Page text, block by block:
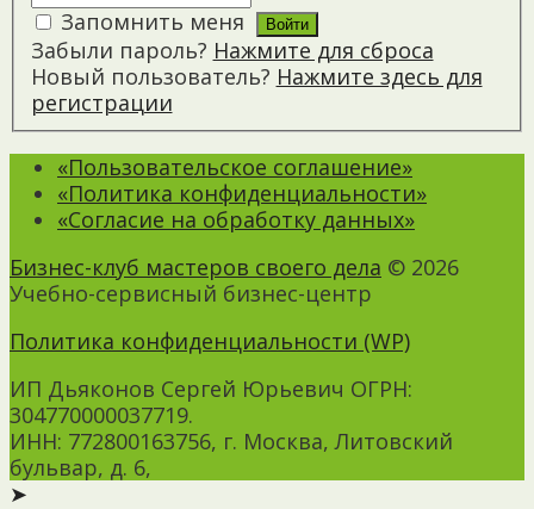
Запомнить меня
Забыли пароль? Нажмите для сброса
Новый пользователь? Нажмите здесь для
регистрации
«Пользовательское соглашение»
«Политика конфиденциальности»
«Согласие на обработку данных»
Бизнес-клуб мастеров своего дела © 2026
Учебно-сервисный бизнес-центр
Политика конфиденциальности (WP)
ИП Дьяконов Сергей Юрьевич ОГРН:
304770000037719.
ИНН: 772800163756, г. Москва, Литовский
бульвар, д. 6,
➤